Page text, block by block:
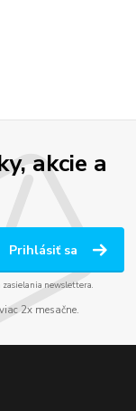
akcie a
Prihlásiť sa
zasielania newslettera.
2x mesačne.